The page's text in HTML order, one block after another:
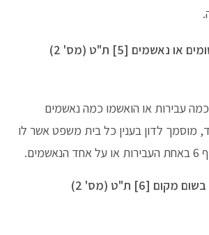
סמכות בצירוף אישומים או נאשמים [5] ת"ט (מס' 2)
עבירות או הואשמו כמה נאשמים
מוסמך לדון בענין כל בית משפט אשר לו
סמכות באין אחיזה בשום מקום [6] ת"ט (מס' 2)